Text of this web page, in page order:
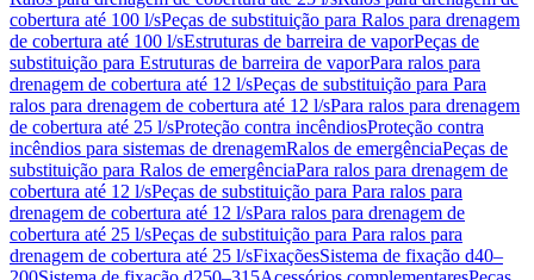
cobertura até 100 l/sPeças de substituição para Ralos para drenagem
de cobertura até 100 l/sEstruturas de barreira de vaporPeças de
substituição para Estruturas de barreira de vaporPara ralos para
drenagem de cobertura até 12 l/sPeças de substituição para Para
ralos para drenagem de cobertura até 12 l/sPara ralos para drenagem
de cobertura até 25 l/sProteção contra incêndiosProteção contra
incêndios para sistemas de drenagemRalos de emergênciaPeças de
substituição para Ralos de emergênciaPara ralos para drenagem de
cobertura até 12 l/sPeças de substituição para Para ralos para
drenagem de cobertura até 12 l/sPara ralos para drenagem de
cobertura até 25 l/sPeças de substituição para Para ralos para
drenagem de cobertura até 25 l/sFixaçõesSistema de fixação d40–